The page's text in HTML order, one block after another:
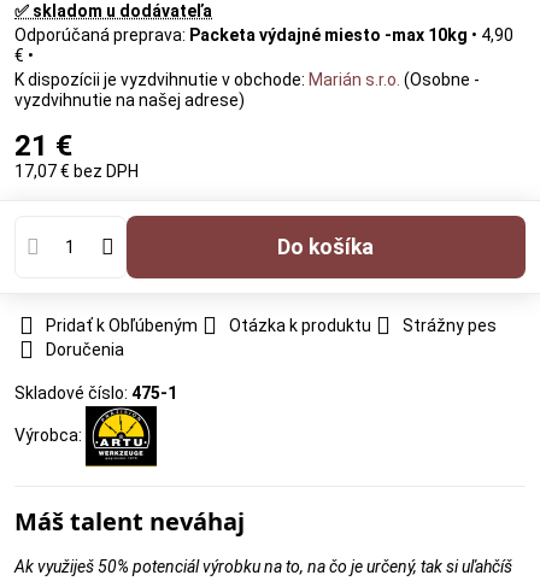
✅ skladom u dodávateľa
Packeta výdajné miesto -max 10kg • 4,90
€ •
Marián s.r.o. (Osobne -
vyzdvihnutie na našej adrese)
21 €
17,07 € bez DPH
Do košíka
Pridať k Obľúbeným Otázka k produktu
Strážny pes
Doručenia
Skladové číslo: 475-1
Výrobca:
Máš talent neváhaj
Ak využiješ 50% potenciál výrobku na to, na čo je určený, tak si uľahčíš